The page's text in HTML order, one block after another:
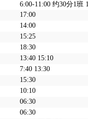
6:00-11:00 约30分1班
17:00
14:00
15:25
18:30
13:40 15:10
7:40 13:30
15:30
10:10
06:30
06:30